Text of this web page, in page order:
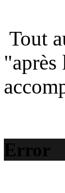
Tout
"après
Error